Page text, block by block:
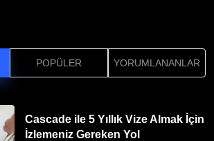
POPÜLER YORUMLANANLAR
Cascade ile 5 Yıllık Vize Almak İçin
İzlemeniz Gereken Yol